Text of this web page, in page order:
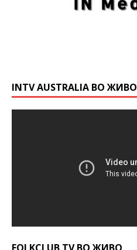
INTV AUSTRALIA ВО ЖИВО